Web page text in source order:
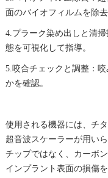
面のバイオフィルムを除去
4.プラーク染め出しと清
態を可視化して指導。
5.咬合チェックと調整：
かを確認。
使用される機器には、チ
超音波スケーラーが用い
チップではなく、カーボ
インプラント表面の損傷